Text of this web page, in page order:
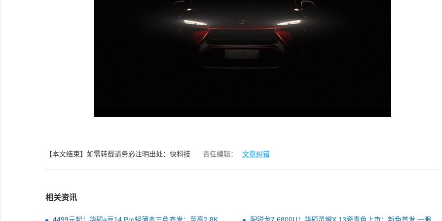
【本文结束】如需转载请务必注明出处：快科技 责任编辑： 文章纠错
相关资讯